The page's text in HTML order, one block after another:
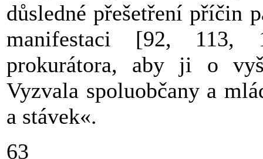
důsledné přešetření příčin
manifestaci [92, 113,
prokurátora, aby ji o
Vyzvala spoluobčany a
a stávek«.
63